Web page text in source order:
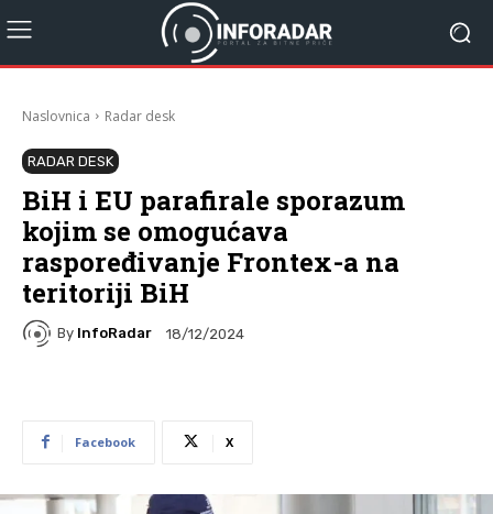
Naslovnica Radar desk
RADAR DESK
BiH i EU parafirale sporazum
kojim se omogućava
raspoređivanje Frontex-a na
teritoriji BiH
By InfoRadar 18/12/2024
Facebook X